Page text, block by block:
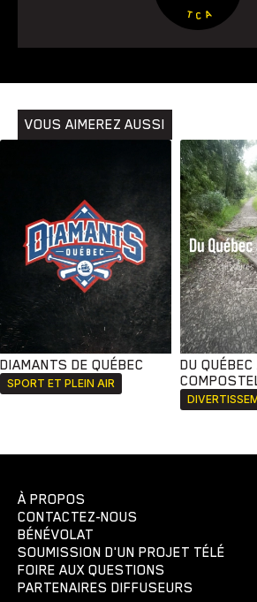
VOUS AIMEREZ AUSSI
DIAMANTS DE QUÉBEC
SPORT ET PLEIN AIR
DU QUÉBEC
À PROPOS
CONTACTEZ-NOUS
BÉNÉVOLAT
SOUMISSION D'UN PROJET TÉLÉ
FOIRE AUX QUESTIONS
PARTENAIRES DIFFUSEURS